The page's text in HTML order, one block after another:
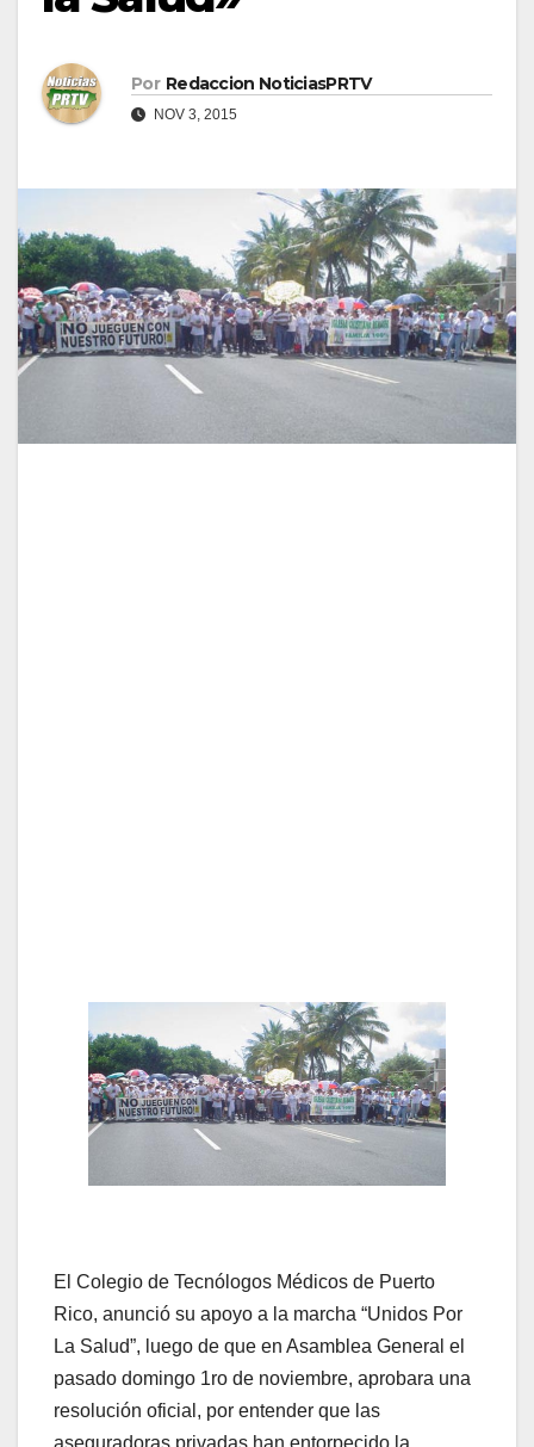
Por Redaccion NoticiasPRTV
NOV 3, 2015
El Colegio de Tecnólogos Médicos de Puerto
Rico, anunció su apoyo a la marcha “Unidos Por
La Salud”, luego de que en Asamblea General el
pasado domingo 1ro de noviembre, aprobara una
resolución oficial, por entender que las
aseguradoras privadas han entorpecido la